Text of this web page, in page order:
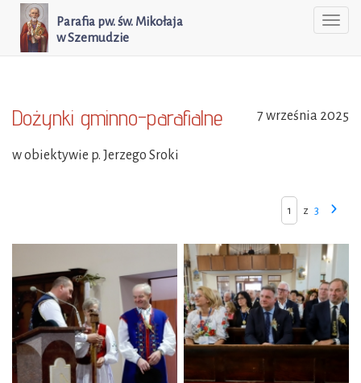
Parafia pw. św. Mikołaja
w Szemudzie
7 września 2025
Dożynki gminno-parafialne
w obiektywie p. Jerzego Sroki
z 3